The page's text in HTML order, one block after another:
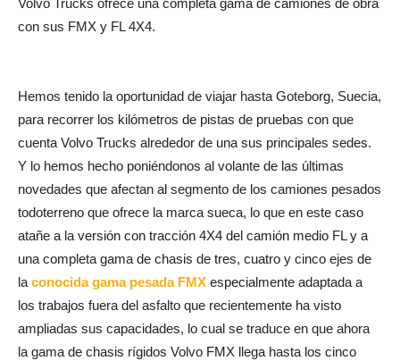
con sus FMX y FL 4X4.
Hemos tenido la oportunidad de viajar hasta Goteborg, Suecia,
para recorrer los kilómetros de pistas de pruebas con que
cuenta Volvo Trucks alrededor de una sus principales sedes.
Y lo hemos hecho poniéndonos al volante de las últimas
novedades que afectan al segmento de los camiones pesados
todoterreno que ofrece la marca sueca, lo que en este caso
atañe a la versión con tracción 4X4 del camión medio FL y a
una completa gama de chasis de tres, cuatro y cinco ejes de
la conocida gama pesada FMX especialmente adaptada a
los trabajos fuera del asfalto que recientemente ha visto
ampliadas sus capacidades, lo cual se traduce en que ahora
la gama de chasis rígidos Volvo FMX llega hasta los cinco